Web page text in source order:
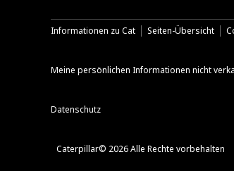
Informationen zu Cat Seiten-Übersicht
Meine persönlichen Informationen nicht
Datenschutz
Caterpillar© 2026 Alle Rechte vorbehalten